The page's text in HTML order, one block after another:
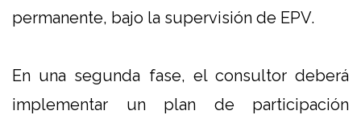
permanente, bajo la supervisión de EPV.
En una segunda fase, el consultor deberá
implementar un plan de participación